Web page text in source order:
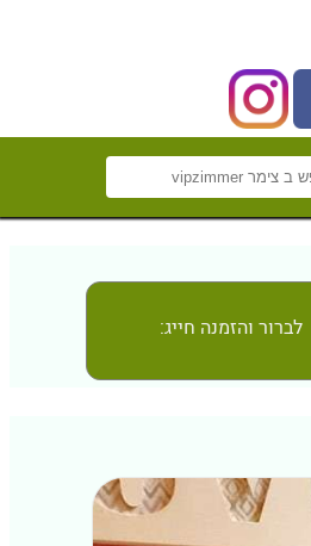
לברור והזמנה חייג: